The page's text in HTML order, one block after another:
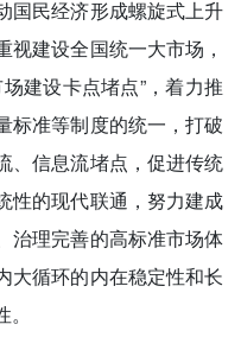
国民经济形成螺旋式上升
建设全国统一大市场，
建设卡点堵点”，着力推
标准等制度的统一，打破
、信息流堵点，促进传统
性的现代联通，努力建成
治理完善的高标准市场体
大循环的内在稳定性和长